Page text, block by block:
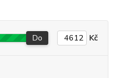
Do Kč